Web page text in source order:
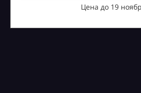
Цена до 19